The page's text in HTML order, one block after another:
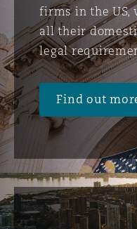
firms in the US,
all their
legal
Find out